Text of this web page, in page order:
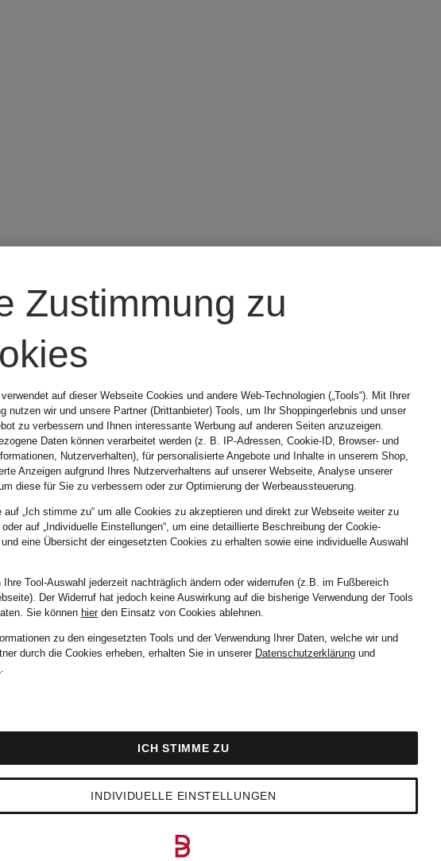
wen?
Sortieren nach:
Zustimmung zu
auf dieser Webseite Cookies und andere Web-Technologien („Tools“). Mit Ihrer
nutzen wir und unsere Partner (Drittanbieter) Tools, um Ihr Shoppingerlebnis und unser
zu verbessern und Ihnen interessante Werbung auf anderen Seiten anzuzeigen.
Daten können verarbeitet werden (z. B. IP-Adressen, Cookie-ID, Browser- und
Nutzerverhalten), für personalisierte Angebote und Inhalte in unserem Shop,
Anzeigen aufgrund Ihres Nutzerverhaltens auf unserer Webseite, Analyse unserer
diese für Sie zu verbessern oder zur Optimierung der Werbeaussteuerung.
auf „Ich stimme zu“ um alle Cookies zu akzeptieren und direkt zur Webseite weiter zu
auf „Individuelle Einstellungen“, um eine detaillierte Beschreibung der Cookie-
eine Übersicht der eingesetzten Cookies zu erhalten sowie eine individuelle Auswahl
Ihre Tool-Auswahl jederzeit nachträglich ändern oder widerrufen (z.B. im Fußbereich
Der Widerruf hat jedoch keine Auswirkung auf die bisherige Verwendung der Tools
Sie können hierden Einsatz von Cookies ablehnen.
zu den eingesetzten Tools und der Verwendung Ihrer Daten, welche wir und
durch die Cookies erheben, erhalten Sie in unserer Datenschutzerklärung und
.
INDIVIDUELLE EINSTELLUNGEN
ICH STIMME ZU